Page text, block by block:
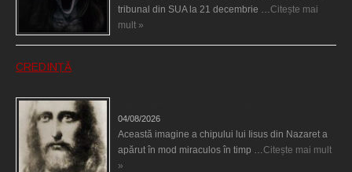
tribunal din SUA la 21 decembrie …Citește mai
mult »
CREDINȚĂ
04/08/2026
Această imagine a chipului lui Iisus din Nazaret a
apărut în mod miraculos în timp …Citește mai mult
»